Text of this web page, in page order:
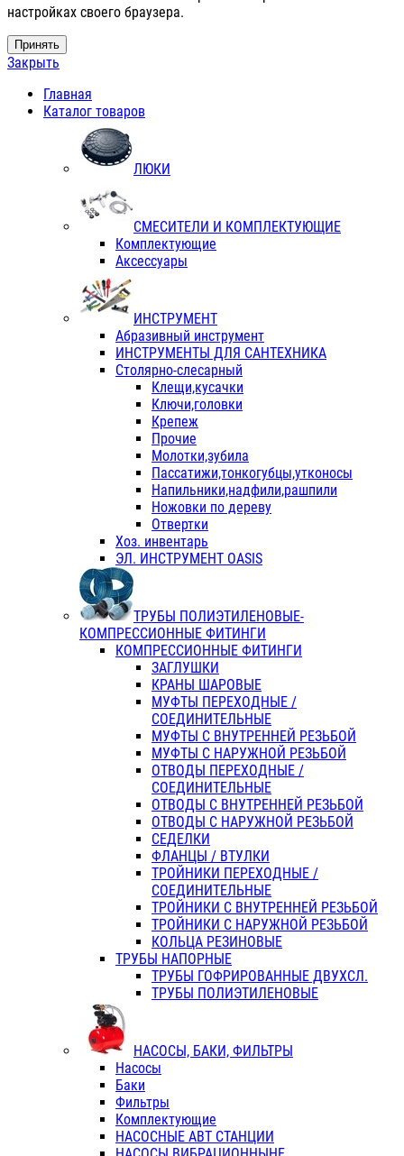
настройках своего браузера.
Принять
Закрыть
Главная
Каталог товаров
ЛЮКИ
СМЕСИТЕЛИ И КОМПЛЕКТУЮЩИЕ
Комплектующие
Аксессуары
ИНСТРУМЕНТ
Абразивный инструмент
ИНСТРУМЕНТЫ ДЛЯ САНТЕХНИКА
Столярно-слесарный
Клещи,кусачки
Ключи,головки
Крепеж
Прочие
Молотки,зубила
Пассатижи,тонкогубцы,утконосы
Напильники,надфили,рашпили
Ножовки по дереву
Отвертки
Хоз. инвентарь
ЭЛ. ИНСТРУМЕНТ OASIS
ТРУБЫ ПОЛИЭТИЛЕНОВЫЕ-
КОМПРЕССИОННЫЕ ФИТИНГИ
КОМПРЕССИОННЫЕ ФИТИНГИ
ЗАГЛУШКИ
КРАНЫ ШАРОВЫЕ
МУФТЫ ПЕРЕХОДНЫЕ /
СОЕДИНИТЕЛЬНЫЕ
МУФТЫ С ВНУТРЕННЕЙ РЕЗЬБОЙ
МУФТЫ С НАРУЖНОЙ РЕЗЬБОЙ
ОТВОДЫ ПЕРЕХОДНЫЕ /
СОЕДИНИТЕЛЬНЫЕ
ОТВОДЫ С ВНУТРЕННЕЙ РЕЗЬБОЙ
ОТВОДЫ С НАРУЖНОЙ РЕЗЬБОЙ
СЕДЕЛКИ
ФЛАНЦЫ / ВТУЛКИ
ТРОЙНИКИ ПЕРЕХОДНЫЕ /
СОЕДИНИТЕЛЬНЫЕ
ТРОЙНИКИ С ВНУТРЕННЕЙ РЕЗЬБОЙ
ТРОЙНИКИ С НАРУЖНОЙ РЕЗЬБОЙ
КОЛЬЦА РЕЗИНОВЫЕ
ТРУБЫ НАПОРНЫЕ
ТРУБЫ ГОФРИРОВАННЫЕ ДВУХСЛ.
ТРУБЫ ПОЛИЭТИЛЕНОВЫЕ
НАСОСЫ, БАКИ, ФИЛЬТРЫ
Насосы
Баки
Фильтры
Комплектующие
НАСОСНЫЕ АВТ СТАНЦИИ